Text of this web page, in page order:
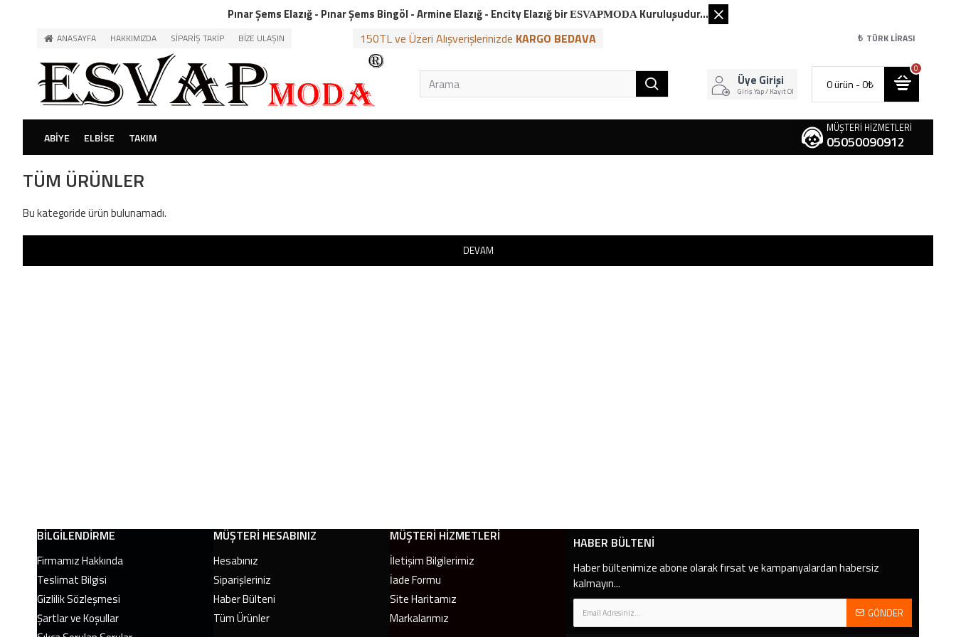
Pınar Şems Elazığ - Pınar Şems Bingöl - Armine Elazığ - Encity Elazığ birESVAPMODA Kuruluşudur...
ANASAYFA HAKKIMIZDA SIPARIŞ TAKIP BIZE ULAŞIN 150TL ve Üzeri Alışverişlerinizde KARGO BEDAVA ₺ TÜRK LIRASI
Üye Girişi
Giriş Yap / Kayıt Ol 0 ürün - 0₺
0
ABIYE ELBISE TAKIM
MÜŞTERI HIZMETLERI
05050090912
TÜM ÜRÜNLER
Bu kategoride ürün bulunamadı.
DEVAM
BILGILENDIRME
Firmamız Hakkında
Teslimat Bilgisi
Gizlilik Sözleşmesi
Şartlar ve Koşullar
MÜŞTERI HESABINIZ
Hesabınız
Siparişleriniz
Haber Bülteni
Tüm Ürünler
MÜŞTERI HIZMETLERI
İletişim Bilgilerimiz
İade Formu
Site Haritamız
Markalarımız
HABER BÜLTENI
Haber bültenimize abone olarak fırsat ve kampanyalardan habersiz
kalmayın...
GÖNDER